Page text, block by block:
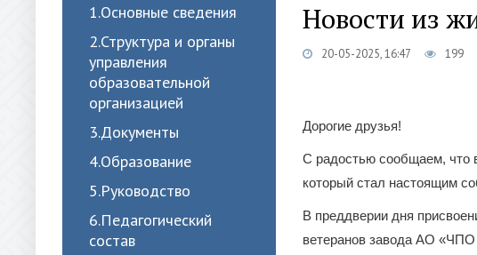
1.Oсновные сведения
2.Структура и органы
управления
образовательной
организацией
3.Документы
4.Образование
5.Руководство
6.Педагогический
состав
Новости из
20-05-2025, 16:47 199
Дорогие друзья!
С радостью сообщаем, что
который стал настоящим
В преддверии дня
ветеранов завода АО «ЧПО